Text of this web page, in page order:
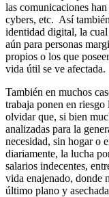
las comunicaciones
cybers, etc. Así
identidad digital, la
aún para personas
propios o los que
vida útil se ve afectada.
También en muchos
trabaja ponen en
olvidar que, si bien
analizadas para la
necesidad, sin hogar o
diariamente, la lucha
salarios indecentes,
vida enajenado, donde
último plano y